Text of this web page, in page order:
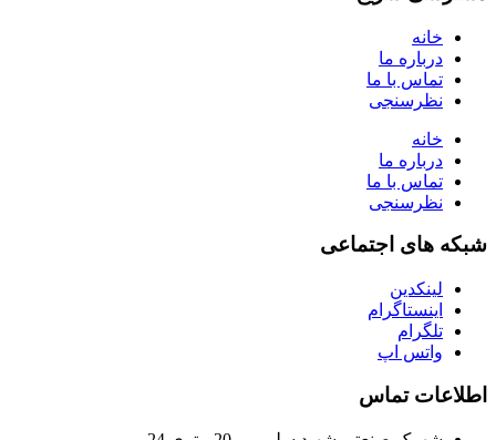
خانه
درباره ما
تماس با ما
نظرسنجی
خانه
درباره ما
تماس با ما
نظرسنجی
شبکه های اجتماعی
لینکدین
اینستاگرام
تلگرام
واتس اپ
اطلاعات تماس